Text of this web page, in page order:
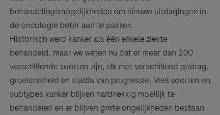
behandelingsmogelijkheden om nieuwe uitdagingen in
de oncologie beter aan te pakken.
Historisch werd kanker als één enkele ziekte
behandeld, maar we weten nu dat er meer dan 200
verschillende soorten zijn, elk met verschillend gedrag,
groeisnelheid en stadia van progressie. Veel soorten en
subtypes kanker blijven hardnekkig moeilijk te
behandelen en er blijven grote ongelijkheden bestaan